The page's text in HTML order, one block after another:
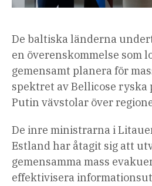
De baltiska länderna
en överenskommelse som
gemensamt planera för
spektret av Bellicose
Putin vävstolar över
De inre ministrarna i
Estland har åtagit sig att
gemensamma mass
effektivisera